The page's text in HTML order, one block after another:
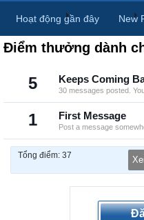
Trang chủ Thành viên
Điểm thưởng dành
5 Keeps Coming
30 messages posted.
1 First Message
Post a message
Tổng điểm: 37
Hoạt động gần đây New